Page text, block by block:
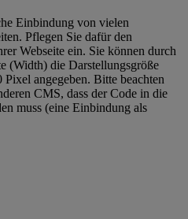
Einbindung von vielen
Pflegen Sie dafür den
Webseite ein. Sie können durch
(Width) die Darstellungsgröße
Pixel angegeben. Bitte beachten
CMS, dass der Code in die
muss (eine Einbindung als